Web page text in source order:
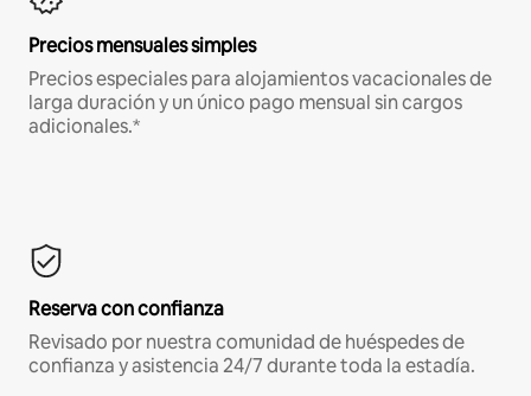
Precios mensuales simples
Precios especiales para alojamientos vacacionales de
larga duración y un único pago mensual sin cargos
adicionales.*
Reserva con confianza
Revisado por nuestra comunidad de huéspedes de
confianza y asistencia 24/7 durante toda la estadía.